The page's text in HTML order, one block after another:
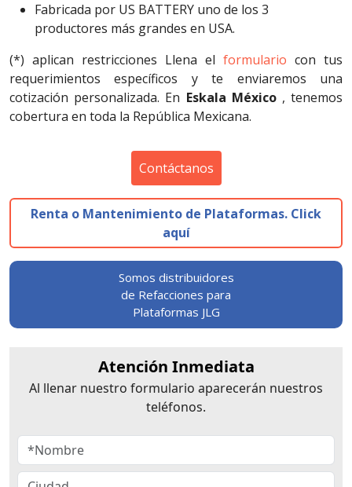
Fabricada por US BATTERY uno de los 3
productores más grandes en USA.
(*) aplican restricciones Llena el formulario con tus
requerimientos específicos y te enviaremos una
cotización personalizada. En Eskala México, tenemos
cobertura en toda la República Mexicana.
Contáctanos
Renta o Mantenimiento de Plataformas. Click
aquí
Somos distribuidores
de Refacciones para
Plataformas JLG
Atención Inmediata
Al llenar nuestro formulario aparecerán nuestros
teléfonos.